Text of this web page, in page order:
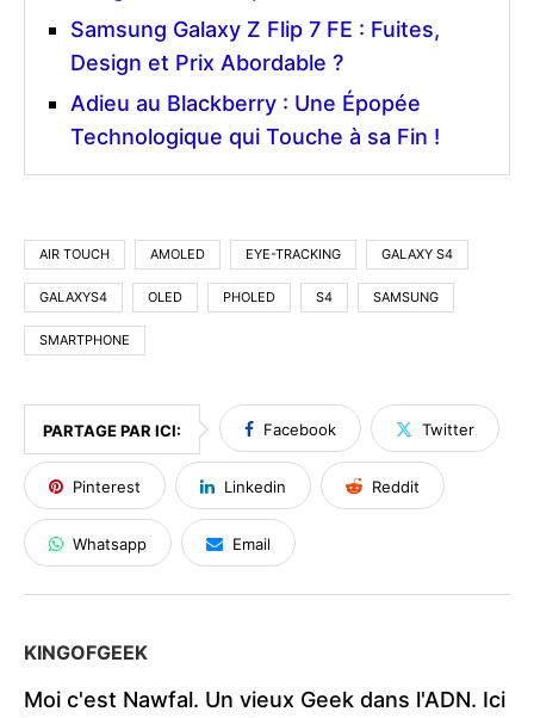
Samsung Galaxy Z Flip 7 FE : Fuites,
Design et Prix Abordable ?
Adieu au Blackberry : Une Épopée
Technologique qui Touche à sa Fin !
AIR TOUCH AMOLED EYE-TRACKING GALAXY S4
GALAXYS4 OLED PHOLED S4 SAMSUNG
SMARTPHONE
PARTAGE PAR ICI: Facebook Twitter
Pinterest Linkedin Reddit
Whatsapp Email
KINGOFGEEK
Moi c'est Nawfal. Un vieux Geek dans l'ADN. Ici